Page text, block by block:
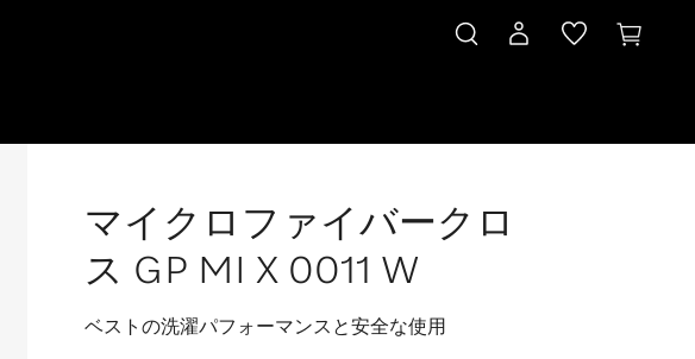
マイクロファイバークロ
ス GP MI X 0011 W
ベストの洗濯パフォーマンスと安全な使用